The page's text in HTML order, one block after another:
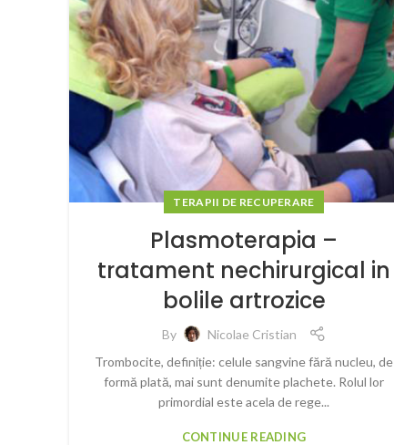
TERAPII DE RECUPERARE
Plasmoterapia –
tratament nechirurgical in
bolile artrozice
By
Nicolae Cristian
Trombocite, definiție: celule sangvine fără nucleu, de
formă plată, mai sunt denumite plachete. Rolul lor
primordial este acela de rege...
CONTINUE READING